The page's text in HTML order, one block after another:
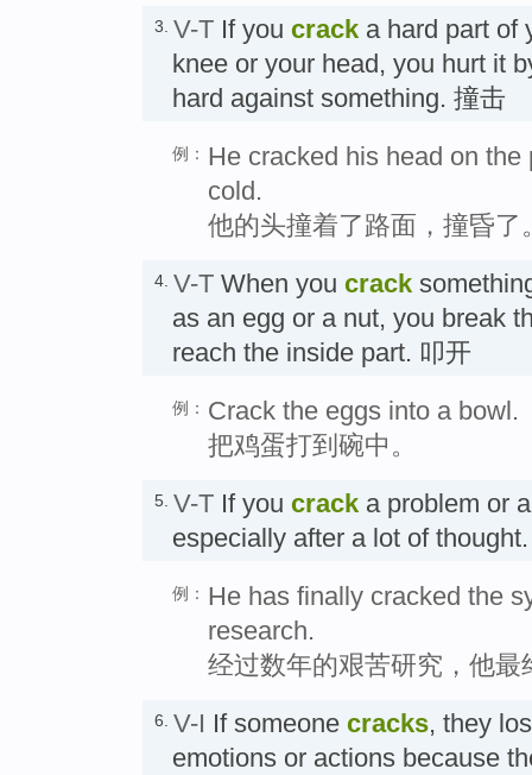
3. V-T If you crack a hard part of
knee or your head, you hurt it
hard against something. 撞击
例： He cracked his head on
cold.
他的头撞着了路面，撞昏了
4. V-T When you crack
as an egg or a nut, you break
reach the inside part. 叩开
例： Crack the eggs into a bowl.
把鸡蛋打到碗中。
5. V-T If you crack a problem or
especially after a lot of
例： He has finally cracked the
research.
经过数年的艰苦研究，他最
6. V-I If someone cracks, they
emotions or actions because